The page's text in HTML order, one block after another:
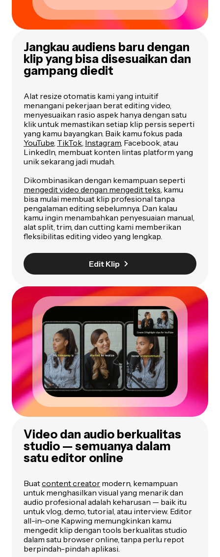
Jangkau audiens baru dengan
klip yang bisa disesuaikan dan
gampang diedit
Alat resize otomatis kami yang intuitif
menangani pekerjaan berat editing video,
menyesuaikan rasio aspek hanya dengan satu
klik untuk memastikan setiap klip persis seperti
yang kamu bayangkan. Baik kamu fokus pada
YouTube, TikTok, Instagram, Facebook, atau
LinkedIn, membuat konten lintas platform yang
unik sekarang jadi mudah.
Dikombinasikan dengan kemampuan seperti
mengedit video dengan mengedit teks, kamu
bisa mulai membuat klip profesional tanpa
pengalaman editing sebelumnya. Dan kalau
kamu ingin menambahkan penyesuaian manual,
alat split, trim, dan cutting kami memberikan
fleksibilitas editing video yang lengkap.
Edit Klip
Video dan audio berkualitas
studio — semuanya dalam
satu editor online
Buatcontent creator modern, kemampuan
untuk menghasilkan visual yang menarik dan
audio profesional adalah keharusan — baik itu
untuk vlog, demo, tutorial, atau interview. Editor
all-in-one Kapwing memungkinkan kamu
mengedit klip dengan tools berkualitas studio
dalam satu browser online, tanpa perlu repot
berpindah-pindah aplikasi.